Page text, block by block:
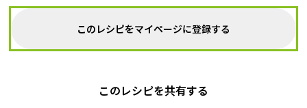
このレシピをマイページに登録する
このレシピを共有する